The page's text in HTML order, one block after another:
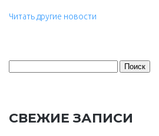
Читать другие новости
СВЕЖИЕ ЗАПИСИ